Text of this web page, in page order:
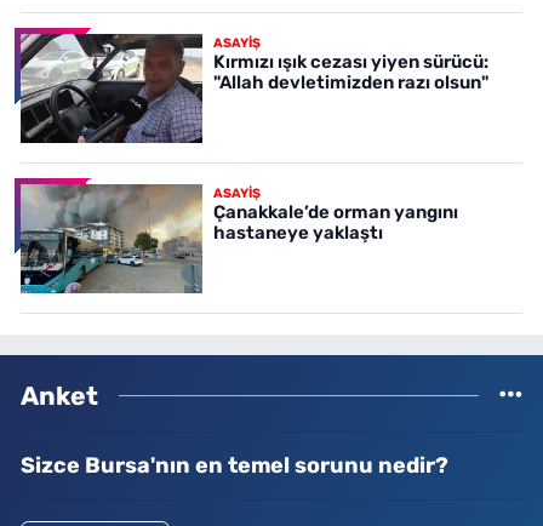
ASAYİŞ
Kırmızı ışık cezası yiyen sürücü:
"Allah devletimizden razı olsun"
ASAYİŞ
Çanakkale’de orman yangını
hastaneye yaklaştı
Anket
Sizce Bursa'nın en temel sorunu nedir?